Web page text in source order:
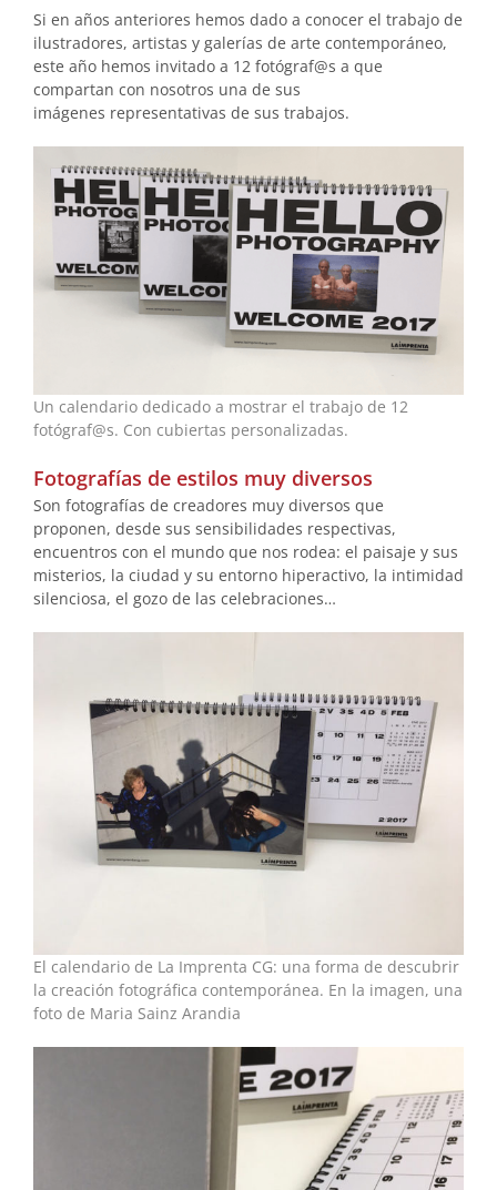
Si en años anteriores hemos dado a conocer el trabajo de
ilustradores, artistas y galerías de arte contemporáneo,
este año hemos invitado a 12 fotógraf@s a que
compartan con nosotros una de sus
imágenes representativas de sus trabajos.
Un calendario dedicado a mostrar el trabajo de 12
fotógraf@s. Con cubiertas personalizadas.
Fotografías de estilos muy diversos
Son fotografías de creadores muy diversos que
proponen, desde sus sensibilidades respectivas,
encuentros con el mundo que nos rodea: el paisaje y sus
misterios, la ciudad y su entorno hiperactivo, la intimidad
silenciosa, el gozo de las celebraciones…
El calendario de La Imprenta CG: una forma de descubrir
la creación fotográfica contemporánea. En la imagen, una
foto de Maria Sainz Arandia